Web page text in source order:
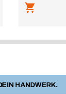
HANDWERK.